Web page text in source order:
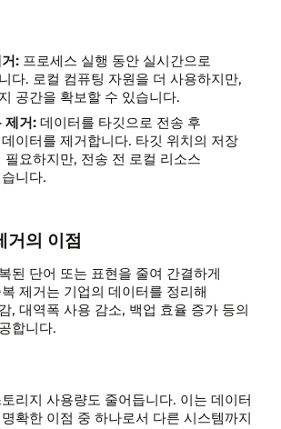
다.
.
:프로세스 실행 동안 실시간으로
다. 로컬 컴퓨팅 자원을 더 사용하지만,
공간을 확보할 수 있습니다.
제거:데이터를 타깃으로 전송 후
이터를 제거합니다. 타깃 위치의 저장
필요하지만, 전송 전 로컬 리소스
니다.
거의 이점
된 단어 또는 표현을 줄여 간결하게
제거는 기업의 데이터를 정리해
, 대역폭 사용 감소, 백업 효율 증가 등의
합니다.
리지 사용량도 줄어듭니다. 이는 데이터
확한 이점 중 하나로서 다른 시스템까지